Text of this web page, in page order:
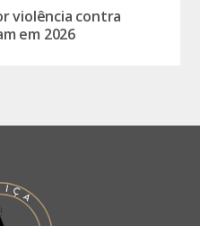
violência contra
em 2026